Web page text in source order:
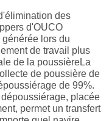
des
d'OUCO
lors du
de travail plus
de la poussièreLa
de poussière de
de 99%.
placée
permet un transfert